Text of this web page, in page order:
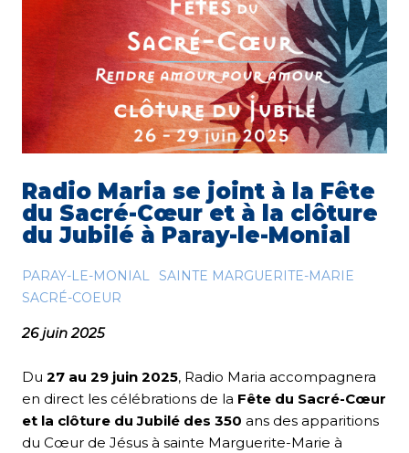
Radio Maria se joint à la Fête
du Sacré-Cœur et à la clôture
du Jubilé à Paray-le-Monial
PARAY-LE-MONIAL
SAINTE MARGUERITE-MARIE
SACRÉ-COEUR
26 juin 2025
Du 27 au 29 juin 2025, Radio Maria accompagnera
en direct les célébrations de la Fête du Sacré-Cœur
et la clôture du Jubilé des 350 ans des apparitions
du Cœur de Jésus à sainte Marguerite-Marie à